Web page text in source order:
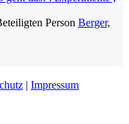
Person Berger,
| Impressum